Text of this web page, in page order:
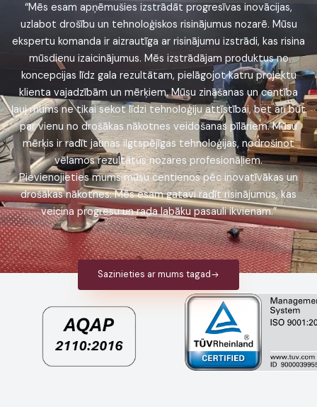
“Mēs esam apņēmušies izstrādāt progresīvas inovācijas,
uzlabot drošību un tehnoloģiskos risinājumus nozarē. Mūsu
ekspertu komanda ir aizrautīga ar risinājumu izstrādi, kas risina
mūsdienu izaicinājumus. Mēs izstrādājam produktus no
koncepcijas līdz gala rezultātam, pielāgojot katru projektu
klienta vajadzībām un mērķiem. Mūsu zināšanas un centība
ļauj mums ne tikai sekot līdzi tehnoloģiju attīstībai, bet arī būt
par vienu no drošākas nākotnes veidošanas pīlāriem. Mūsu
mērķis ir radīt jaunas ilgtspējīgas tehnoloģijas, nodrošinot
vēlamos rezultātus nozares profesionāļiem.
Pievienojieties mums mūsu centienos pēc inovatīvākas un
drošākas nākotnes. Mēs esam gatavi radīt risinājumus, kas
veicina progresu un rada labāku pasauli ikvienam.”
Sazinieties ar mums tagad